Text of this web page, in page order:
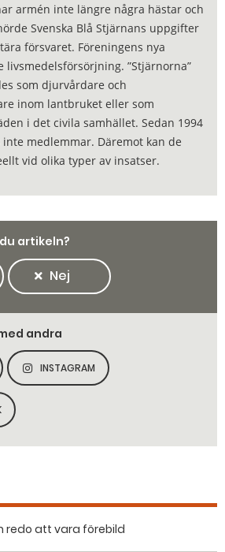
armén inte längre några hästar och
Svenska Blå Stjärnans uppgifter
försvaret. Föreningens nya
livsmedelsförsörjning. ”Stjärnorna”
som djurvårdare och
inom lantbruket eller som
i det civila samhället. Sedan 1994
inte medlemmar. Däremot kan de
vid olika typer av insatser.
artikeln?
Nej
andra
PÅ DELA SIDAN PÅ
INSTAGRAM
SIDANS LÄNK
redo att vara förebild